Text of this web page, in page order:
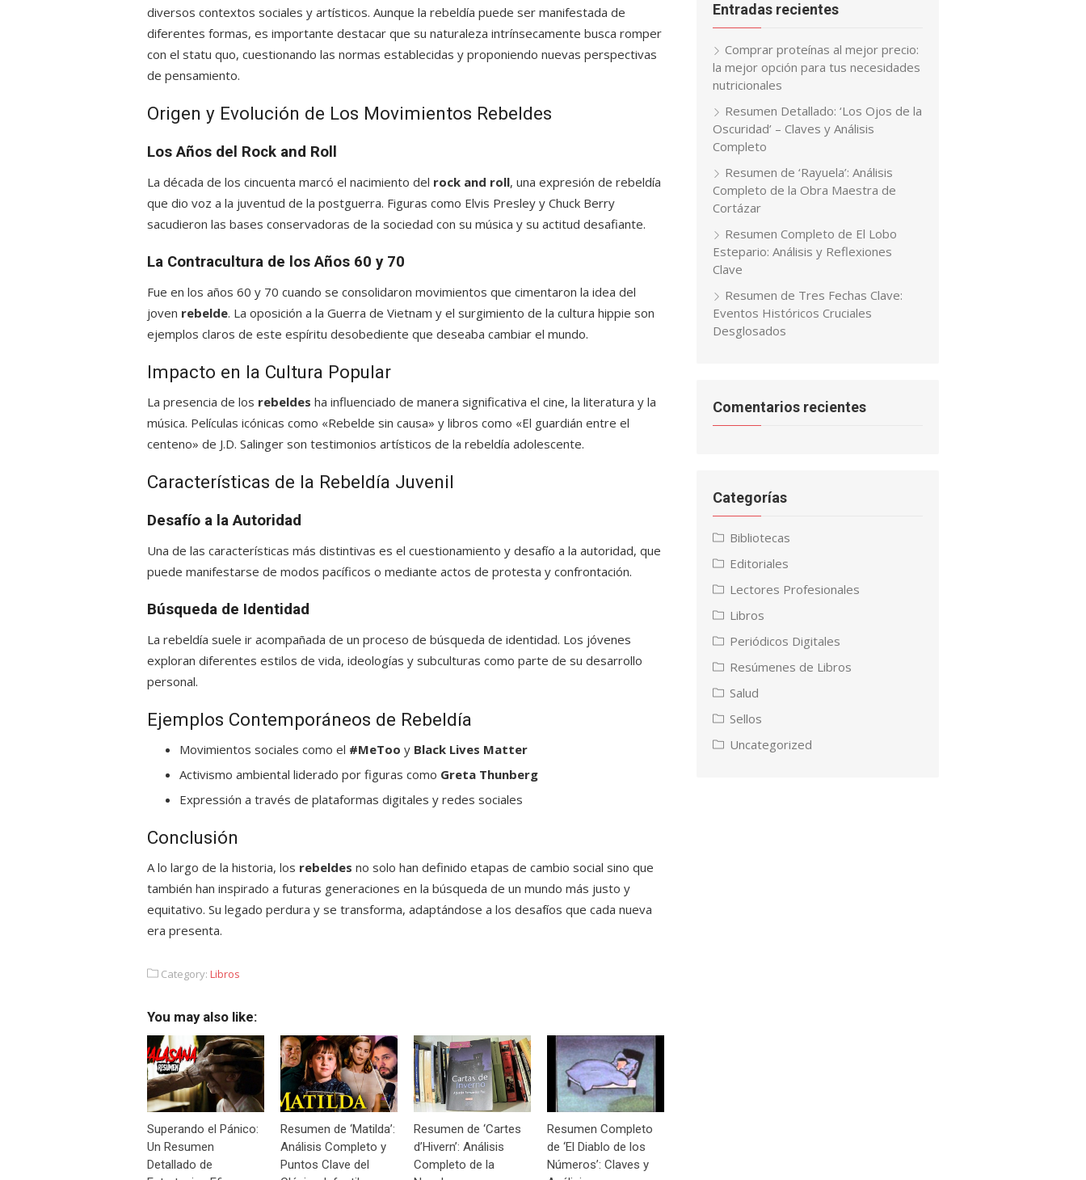
diversos contextos sociales y artísticos. Aunque la rebeldía puede ser manifestada de
diferentes formas, es importante destacar que su naturaleza intrínsecamente busca romper
con el statu quo, cuestionando las normas establecidas y proponiendo nuevas perspectivas
de pensamiento.
Origen y Evolución de Los Movimientos Rebeldes
Los Años del Rock and Roll
La década de los cincuenta marcó el nacimiento del rock and roll, una expresión de rebeldía
que dio voz a la juventud de la postguerra. Figuras como Elvis Presley y Chuck Berry
sacudieron las bases conservadoras de la sociedad con su música y su actitud desafiante.
La Contracultura de los Años 60 y 70
Fue en los años 60 y 70 cuando se consolidaron movimientos que cimentaron la idea del
joven rebelde. La oposición a la Guerra de Vietnam y el surgimiento de la cultura hippie son
ejemplos claros de este espíritu desobediente que deseaba cambiar el mundo.
Impacto en la Cultura Popular
La presencia de los rebeldes ha influenciado de manera significativa el cine, la literatura y la
música. Películas icónicas como «Rebelde sin causa» y libros como «El guardián entre el
centeno» de J.D. Salinger son testimonios artísticos de la rebeldía adolescente.
Características de la Rebeldía Juvenil
Desafío a la Autoridad
Una de las características más distintivas es el cuestionamiento y desafío a la autoridad, que
puede manifestarse de modos pacíficos o mediante actos de protesta y confrontación.
Búsqueda de Identidad
La rebeldía suele ir acompañada de un proceso de búsqueda de identidad. Los jóvenes
exploran diferentes estilos de vida, ideologías y subculturas como parte de su desarrollo
personal.
Ejemplos Contemporáneos de Rebeldía
Movimientos sociales como el #MeToo y Black Lives Matter
Activismo ambiental liderado por figuras como Greta Thunberg
Expressión a través de plataformas digitales y redes sociales
Conclusión
A lo largo de la historia, los rebeldes no solo han definido etapas de cambio social sino que
también han inspirado a futuras generaciones en la búsqueda de un mundo más justo y
equitativo. Su legado perdura y se transforma, adaptándose a los desafíos que cada nueva
era presenta.
Category: Libros
You may also like:
Superando el Pánico:
Un Resumen
Detallado de
Resumen de ‘Matilda’:
Análisis Completo y
Puntos Clave del
Resumen de ‘Cartes
d’Hivern’: Análisis
Completo de la
Resumen Completo
de ‘El Diablo de los
Números’: Claves y
Entradas recientes
Comprar proteínas al mejor precio:
la mejor opción para tus necesidades
nutricionales
Resumen Detallado: ‘Los Ojos de la
Oscuridad’ – Claves y Análisis
Completo
Resumen de ‘Rayuela’: Análisis
Completo de la Obra Maestra de
Cortázar
Resumen Completo de El Lobo
Estepario: Análisis y Reflexiones
Clave
Resumen de Tres Fechas Clave:
Eventos Históricos Cruciales
Desglosados
Comentarios recientes
Categorías
Bibliotecas
Editoriales
Lectores Profesionales
Libros
Periódicos Digitales
Resúmenes de Libros
Salud
Sellos
Uncategorized